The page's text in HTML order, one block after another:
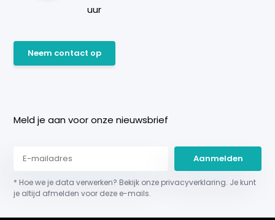
uur
Neem contact op
Meld je aan voor onze nieuwsbrief
Aanmelden
* Hoe we je data verwerken? Bekijk onze privacyverklaring. Je kunt
je altijd afmelden voor deze e-mails.